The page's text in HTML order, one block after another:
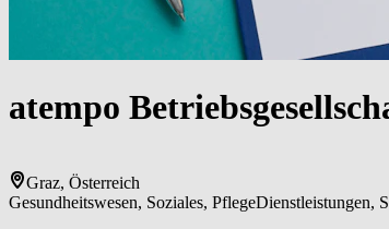
atem­po
Graz, Österreich
Gesundheitswesen, Soziales, PflegeDienstleistungen,